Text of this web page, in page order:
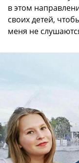
в этом
своих детей,
меня не